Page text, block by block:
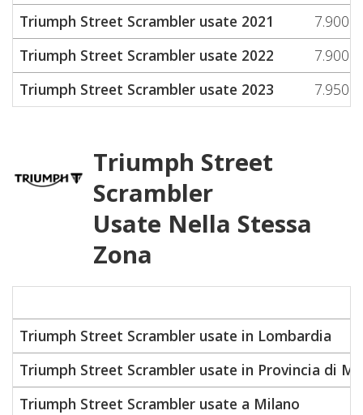
Triumph Street Scrambler usate 2021
7.900
Triumph Street Scrambler usate 2022
7.900
Triumph Street Scrambler usate 2023
7.950
Triumph Street
Scrambler
Usate Nella Stessa
Zona
Triumph Street Scrambler usate in Lombardia
Triumph Street Scrambler usate in Provincia di
Triumph Street Scrambler usate a Milano